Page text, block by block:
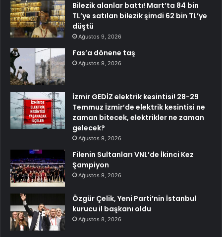
Bilezik alanlar battı! Mart’ta 84 bin
TL’ye satılan bilezik şimdi 62 bin TL’ye
düştü
Ağustos 9, 2026
Fas’a dönene taş
Ağustos 9, 2026
İzmir GEDİZ elektrik kesintisi! 28-29
Temmuz İzmir’de elektrik kesintisi ne
zaman bitecek, elektrikler ne zaman
gelecek?
Ağustos 9, 2026
Filenin Sultanları VNL’de İkinci Kez
Şampiyon
Ağustos 9, 2026
Özgür Çelik, Yeni Parti’nin İstanbul
kurucu il başkanı oldu
Ağustos 8, 2026